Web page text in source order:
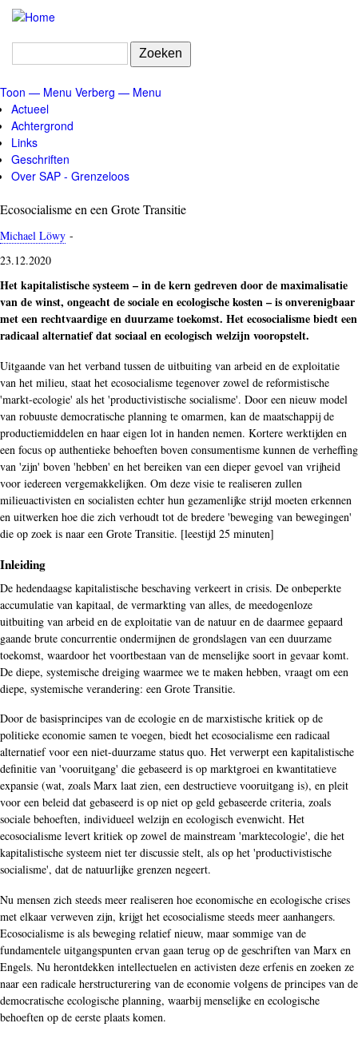
Overslaan
naar
gaan
Zoeken
Menu
Toon — Menu Verberg — Menu
Actueel
Achtergrond
Links
Geschriften
Over SAP - Grenzeloos
Ecosocialisme en een Grote Transitie
Michael Löwy -
23.12.2020
Het kapitalistische systeem – in de kern gedreven door de maximalisatie
van de winst, ongeacht de sociale en ecologische kosten – is onverenigbaar
met een rechtvaardige en duurzame toekomst. Het ecosocialisme biedt een
radicaal alternatief dat sociaal en ecologisch welzijn vooropstelt.
Uitgaande van het verband tussen de uitbuiting van arbeid en de exploitatie
van het milieu, staat het ecosocialisme tegenover zowel de reformistische
'markt-ecologie' als het 'productivistische socialisme'. Door een nieuw model
van robuuste democratische planning te omarmen, kan de maatschappij de
productiemiddelen en haar eigen lot in handen nemen. Kortere werktijden en
een focus op authentieke behoeften boven consumentisme kunnen de verheffing
van 'zijn' boven 'hebben' en het bereiken van een dieper gevoel van vrijheid
voor iedereen vergemakkelijken. Om deze visie te realiseren zullen
milieuactivisten en socialisten echter hun gezamenlijke strijd moeten erkennen
en uitwerken hoe die zich verhoudt tot de bredere 'beweging van bewegingen'
die op zoek is naar een Grote Transitie. [leestijd 25 minuten]
Inleiding
De hedendaagse kapitalistische beschaving verkeert in crisis. De onbeperkte
accumulatie van kapitaal, de vermarkting van alles, de meedogenloze
uitbuiting van arbeid en de exploitatie van de natuur en de daarmee gepaard
gaande brute concurrentie ondermijnen de grondslagen van een duurzame
toekomst, waardoor het voortbestaan van de menselijke soort in gevaar komt.
De diepe, systemische dreiging waarmee we te maken hebben, vraagt om een
diepe, systemische verandering: een Grote Transitie.
Door de basisprincipes van de ecologie en de marxistische kritiek op de
politieke economie samen te voegen, biedt het ecosocialisme een radicaal
alternatief voor een niet-duurzame status quo. Het verwerpt een kapitalistische
definitie van 'vooruitgang' die gebaseerd is op marktgroei en kwantitatieve
expansie (wat, zoals Marx laat zien, een destructieve vooruitgang is), en pleit
voor een beleid dat gebaseerd is op niet op geld gebaseerde criteria, zoals
sociale behoeften, individueel welzijn en ecologisch evenwicht. Het
ecosocialisme levert kritiek op zowel de mainstream 'marktecologie', die het
kapitalistische systeem niet ter discussie stelt, als op het 'productivistische
socialisme', dat de natuurlijke grenzen negeert.
Nu mensen zich steeds meer realiseren hoe economische en ecologische crises
met elkaar verweven zijn, krijgt het ecosocialisme steeds meer aanhangers.
Ecosocialisme is als beweging relatief nieuw, maar sommige van de
fundamentele uitgangspunten ervan gaan terug op de geschriften van Marx en
Engels. Nu herontdekken intellectuelen en activisten deze erfenis en zoeken ze
naar een radicale herstructurering van de economie volgens de principes van de
democratische ecologische planning, waarbij menselijke en ecologische
behoeften op de eerste plaats komen.